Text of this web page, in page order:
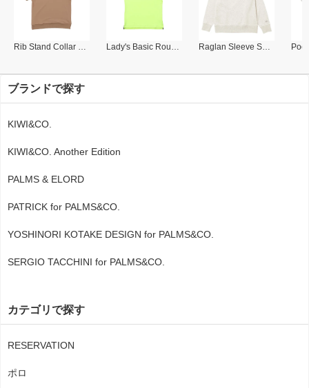
Rib Stand Collar Polo Lady's Basic Round Collar Polo Raglan Sleeve Sweat Shirt
ブランドで探す
KIWI&CO.
KIWI&CO. Another Edition
PALMS & ELORD
PATRICK for PALMS&CO.
YOSHINORI KOTAKE DESIGN for PALMS&CO.
SERGIO TACCHINI for PALMS&CO.
カテゴリで探す
RESERVATION
ポロ